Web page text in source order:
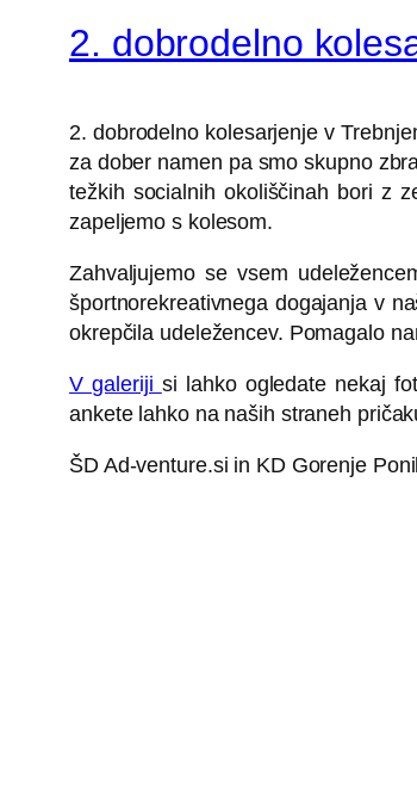
2. dobrodelno
2. dobrodelno kolesarjenje v
za dober namen pa smo skupno
težkih socialnih okoliščinah bori z
zapeljemo s kolesom.
Zahvaljujemo se vsem
športnorekreativnega dogajanja v
okrepčila udeležencev. Pomagalo
V galeriji si lahko ogledate nekaj
ankete lahko na naših straneh
ŠD Ad-venture.si in KD Gorenje